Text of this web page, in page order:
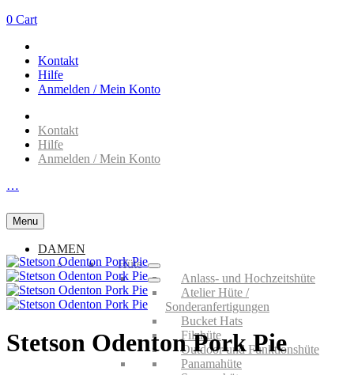
0 Cart
Kontakt
Hilfe
Anmelden / Mein Konto
Kontakt
Hilfe
Anmelden / Mein Konto
…
Menu
DAMEN
Hüte
Anlass- und Hochzeitshüte
Atelier Hüte /
Sonderanfertigungen
Bucket Hats
Filzhüte
Outdoor und Funktionshüte
Panamahüte
Stetson Odenton Pork Pie